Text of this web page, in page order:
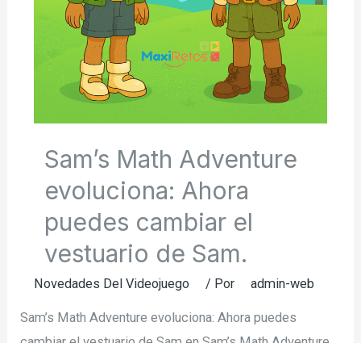
Sam’s Math Adventure
evoluciona: Ahora
puedes cambiar el
vestuario de Sam.
Novedades Del Videojuego / Por admin-web
Sam’s Math Adventure evoluciona: Ahora puedes